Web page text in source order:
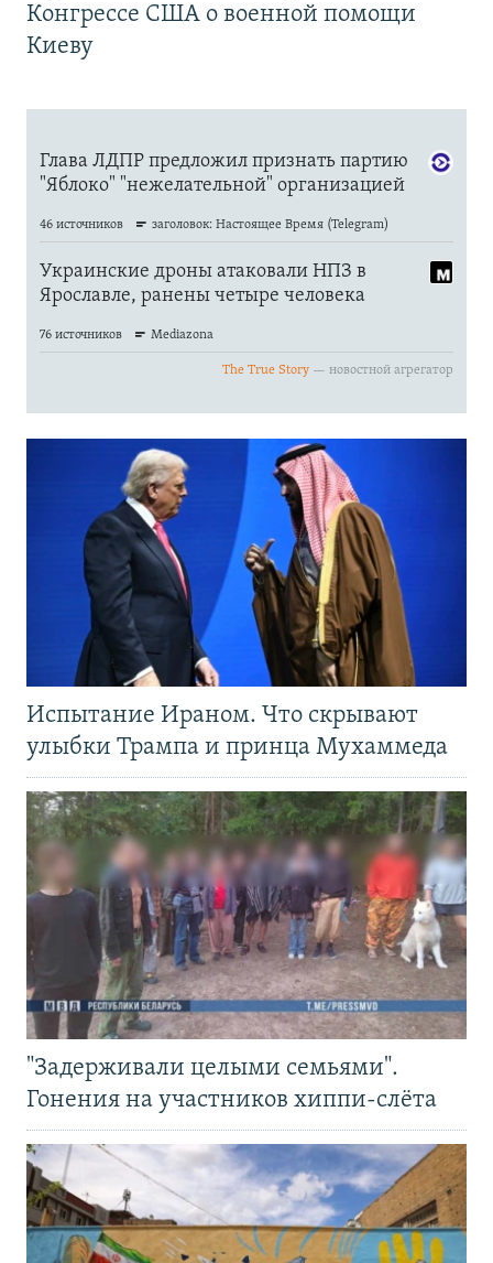
Конгрессе США о военной помощи
Киеву
Испытание Ираном. Что скрывают
улыбки Трампа и принца Мухаммеда
"Задерживали целыми семьями".
Гонения на участников хиппи-слёта